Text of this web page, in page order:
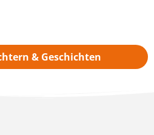
& Geschichten